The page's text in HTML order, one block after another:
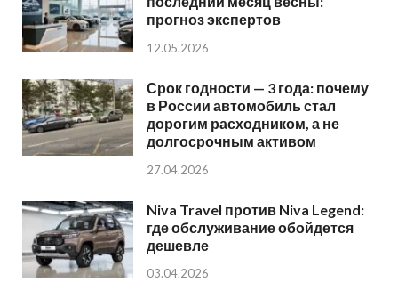
прогноз экспертов
12.05.2026
Срок годности — 3 года: почему
в России автомобиль стал
дорогим расходником, а не
долгосрочным активом
27.04.2026
Niva Travel против Niva Legend:
где обслуживание обойдется
дешевле
03.04.2026